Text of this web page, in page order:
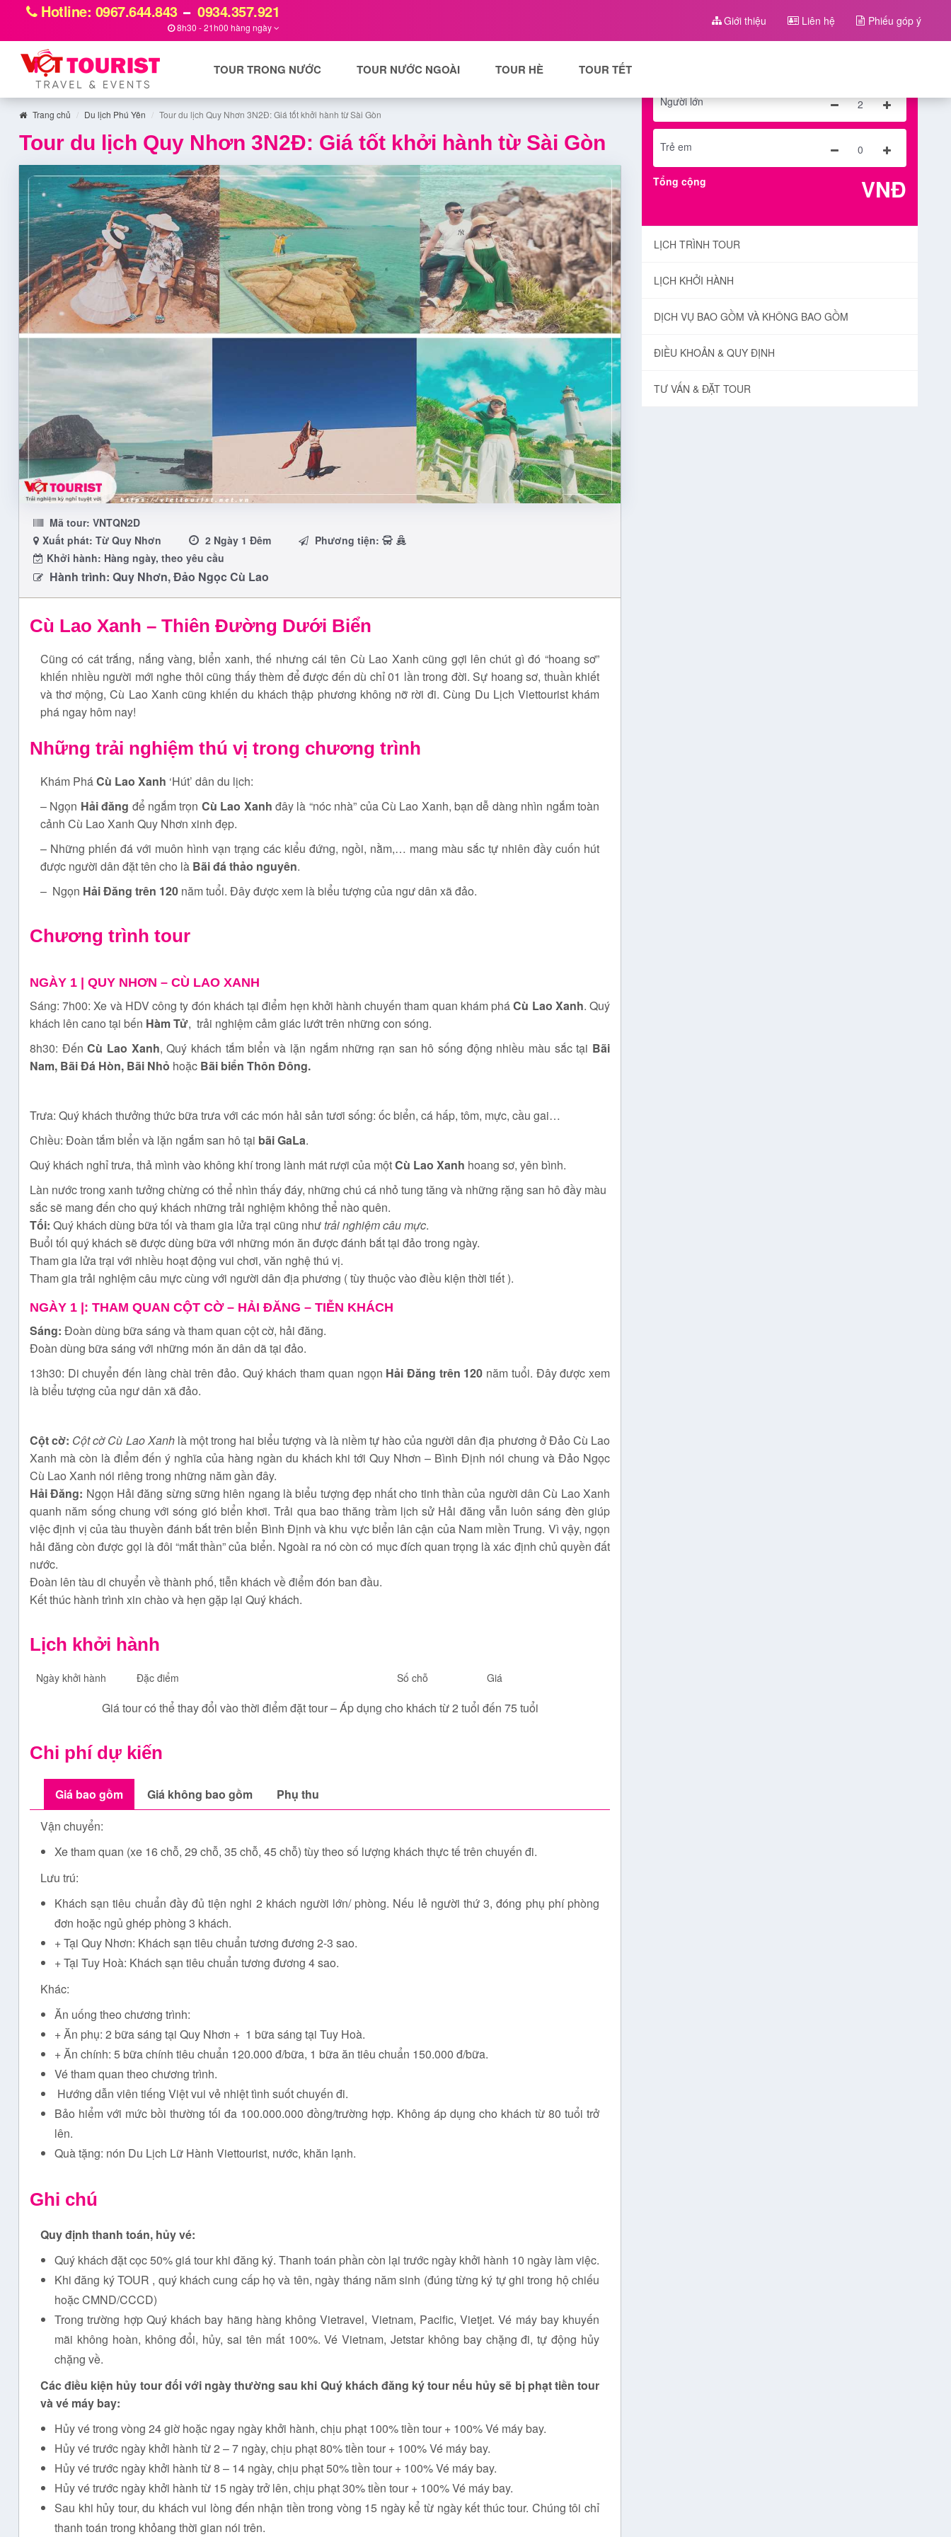
Hotline: 0967.644.843 0934.357.921
8h30 - 21h00 hàng ngày Giới thiệu Liên hệ Phiếu góp ý
TOUR TRONG NƯỚC TOUR NƯỚC NGOÀI TOUR HÈ TOUR TẾT
Trang chủ Du lịch Phú Yên Tour du lịch Quy Nhơn 3N2Đ: Giá tốt khởi hành từ Sài Gòn
Tour du lịch Quy Nhơn 3N2Đ: Giá tốt khởi hành từ Sài Gòn
Lịch khởi hành & giá
Người lớn 2
Trẻ em 0
Tổng cộng VNĐ
LỊCH TRÌNH TOUR
LỊCH KHỞI HÀNH
DỊCH VỤ BAO GỒM VÀ KHÔNG BAO GỒM
ĐIỀU KHOẢN & QUY ĐỊNH
TƯ VẤN & ĐẶT TOUR
Mã tour: VNTQN2D
Xuất phát: Từ Quy Nhơn
2 Ngày 1 Đêm
Phương tiện:
Khởi hành: Hàng ngày, theo yêu cầu
Hành trình: Quy Nhơn, Đảo Ngọc Cù Lao
Cù Lao Xanh – Thiên Đường Dưới Biển
Cũng có cát trắng, nắng vàng, biển xanh, thế nhưng cái tên Cù Lao Xanh cũng gợi lên chút gì đó “hoang sơ”
khiến nhiều người mới nghe thôi cũng thấy thèm để được đến dù chỉ 01 lần trong đời. Sự hoang sơ, thuần khiết
và thơ mộng, Cù Lao Xanh cũng khiến du khách thập phương không nỡ rời đi. Cùng Du Lịch Viettouristkhám
phá ngay hôm nay!
Những trải nghiệm thú vị trong chương trình
Khám PháCù Lao Xanh ‘Hút’ dân du lịch:
– Ngọn Hải đăng để ngắm trọn Cù Lao Xanh đây là “nóc nhà” của Cù Lao Xanh, bạn dễ dàng nhìn ngắm toàn
cảnh Cù Lao Xanh Quy Nhơn xinh đẹp.
– Những phiến đá với muôn hình vạn trạng các kiểu đứng, ngồi, nằm,… mang màu sắc tự nhiên đầy cuốn hút
được người dân đặt tên cho là Bãi đá thảo nguyên.
– Ngọn Hải Đăng trên 120 năm tuổi. Đây được xem là biểu tượng của ngư dân xã đảo.
Chương trình tour
NGÀY 1 | QUY NHƠN – CÙ LAO XANH
Sáng: 7h00: Xe và HDV công ty đón khách tại điểm hẹn khởi hành chuyến tham quan khám pháCù Lao Xanh. Quý
khách lên cano tại bến Hàm Tử, trải nghiệm cảm giác lướt trên những con sóng.
8h30: ĐếnCù Lao Xanh, Quý khách tắm biển và lặn ngắm những rạn san hô sống động nhiều màu sắc tại Bãi
Nam, Bãi Đá Hòn, Bãi Nhỏ hoặc Bãi biển Thôn Đông.
Trưa: Quý khách thưởng thức bữa trưa với các món hải sản tươi sống: ốc biển, cá hấp, tôm, mực, cầu gai…
Chiều: Đoàn tắm biển và lặn ngắm san hô tại bãi GaLa.
Quý khách nghỉ trưa, thả mình vào không khí trong lành mát rượi của mộtCù Lao Xanh hoang sơ, yên bình.
Làn nước trong xanh tưởng chừng có thể nhìn thấy đáy, những chú cá nhỏ tung tăng và những rặng san hô đầy màu
sắc sẽ mang đến cho quý khách những trải nghiệm không thể nào quên.
Tối: Quý khách dùng bữa tối và tham gia lửa trại cũng nhưtrải nghiệm câu mực.
Buổi tối quý khách sẽ được dùng bữa với những món ăn được đánh bắt tại đảo trong ngày.
Tham gia lửa trại với nhiều hoạt động vui chơi, văn nghệ thú vị.
Tham gia trải nghiệm câu mực cùng với người dân địa phương ( tùy thuộc vào điều kiện thời tiết ).
NGÀY 1 | : THAM QUAN CỘT CỜ – HẢI ĐĂNG – TIỄN KHÁCH
Sáng: Đoàn dùng bữa sáng và tham quan cột cờ, hải đăng.
Đoàn dùng bữa sáng với những món ăn dân dã tại đảo.
13h30: Di chuyển đến làng chài trên đảo. Quý khách tham quan ngọn Hải Đăng trên 120 năm tuổi. Đây được xem
là biểu tượng của ngư dân xã đảo.
Cột cờ: Cột cờ Cù Lao Xanh là một trong hai biểu tượng và là niềm tự hào của người dân địa phương ở Đảo Cù Lao
Xanh mà còn là điểm đến ý nghĩa của hàng ngàn du khách khi tới Quy Nhơn – Bình Định nói chung và Đảo Ngọc
Cù Lao Xanh nói riêng trong những năm gần đây.
Hải Đăng: Ngọn Hải đăng sừng sững hiên ngang là biểu tượng đẹp nhất cho tinh thần của người dân Cù Lao Xanh
quanh năm sống chung với sóng gió biển khơi. Trải qua bao thăng trầm lịch sử Hải đăng vẫn luôn sáng đèn giúp
việc định vị của tàu thuyền đánh bắt trên biển Bình Định và khu vực biển lân cận của Nam miền Trung. Vì vậy, ngọn
hải đăng còn được gọi là đôi “mắt thần” của biển. Ngoài ra nó còn có mục đích quan trọng là xác định chủ quyền đất
nước.
Đoàn lên tàu di chuyển về thành phố, tiễn khách về điểm đón ban đầu.
Kết thúc hành trình xin chào và hẹn gặp lại Quý khách.
Lịch khởi hành
Ngày khởi hành Đặc điểm Số chỗ Giá
Giá tour có thể thay đổi vào thời điểm đặt tour – Áp dụng cho khách từ 2 tuổi đến 75 tuổi
Chi phí dự kiến
Giá bao gồm Giá không bao gồm
Phụ thu
Vận chuyển:
Xe tham quan (xe 16 chỗ, 29 chỗ, 35 chỗ, 45 chỗ) tùy theo số lượng khách thực tế trên chuyến đi.
Lưu trú:
Khách sạn tiêu chuẩn đầy đủ tiện nghi 2 khách người lớn/ phòng. Nếu lẻ người thứ 3, đóng phụ phí phòng
đơn hoặc ngủ ghép phòng 3 khách.
+ Tại Quy Nhơn: Khách sạn tiêu chuẩn tương đương 2-3 sao.
+ Tại Tuy Hoà: Khách sạn tiêu chuẩn tương đương 4 sao.
Khác:
Ăn uống theo chương trình:
+ Ăn phụ: 2 bữa sáng tại Quy Nhơn + 1 bữa sáng tại Tuy Hoà.
+ Ăn chính: 5 bữa chính tiêu chuẩn 120.000 đ/bữa, 1 bữa ăn tiêu chuẩn 150.000 đ/bữa.
Vé tham quan theo chương trình.
Hướng dẫn viên tiếng Việt vui vẻ nhiệt tình suốt chuyến đi.
Bảo hiểm với mức bồi thường tối đa 100.000.000 đồng/trường hợp. Không áp dụng cho khách từ 80 tuổi trở
lên.
Quà tặng: nón Du Lịch Lữ Hành Viettourist, nước, khăn lạnh.
Ghi chú
Quy định thanh toán, hủy vé:
Quý khách đặt cọc 50% giá tour khi đăng ký. Thanh toán phần còn lại trước ngày khởi hành 10 ngày làm việc.
Khi đăng ký TOUR , quý khách cung cấp họ và tên, ngày tháng năm sinh (đúng từng ký tự ghi trong hộ chiếu
hoặc CMND/CCCD)
Trong trường hợp Quý khách bay hãng hàng không Vietravel, Vietnam, Pacific, Vietjet. Vé máy bay khuyến
mãi không hoàn, không đổi, hủy, sai tên mất 100%. Vé Vietnam, Jetstar không bay chặng đi, tự động hủy
chặng về.
Các điều kiện hủy tour đối với ngày thườngsau khi Quý khách đăng ký tour nếu hủy sẽ bị phạt tiền tour
và vé máy bay:
Hủy vé trong vòng 24 giờ hoặc ngay ngày khởi hành, chịu phạt 100% tiền tour + 100% Vé máy bay.
Hủy vé trước ngày khởi hành từ 2 – 7 ngày, chịu phạt 80% tiền tour + 100% Vé máy bay.
Hủy vé trước ngày khởi hành từ 8 – 14 ngày, chịu phạt 50% tiền tour + 100% Vé máy bay.
Hủy vé trước ngày khởi hành từ 15 ngày trở lên, chịu phạt 30% tiền tour + 100% Vé máy bay.
Sau khi hủy tour, du khách vui lòng đến nhận tiền trong vòng 15 ngày kể từ ngày kết thúc tour. Chúng tôi chỉ
thanh toán trong khỏang thời gian nói trên.